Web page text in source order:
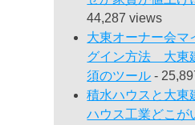
44,287 views
大東オーナー会マ
グイン方法 大東
須のツール -
積水ハウスと大東
ハウス工業どこが